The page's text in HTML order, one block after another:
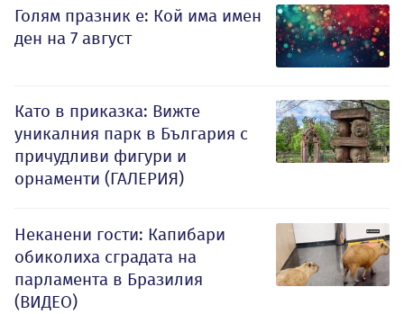
Голям празник е: Кой има имен
ден на 7 август
Като в приказка: Вижте
уникалния парк в България с
причудливи фигури и
орнаменти (ГАЛЕРИЯ)
Неканени гости: Капибари
обиколиха сградата на
парламента в Бразилия
(ВИДЕО)